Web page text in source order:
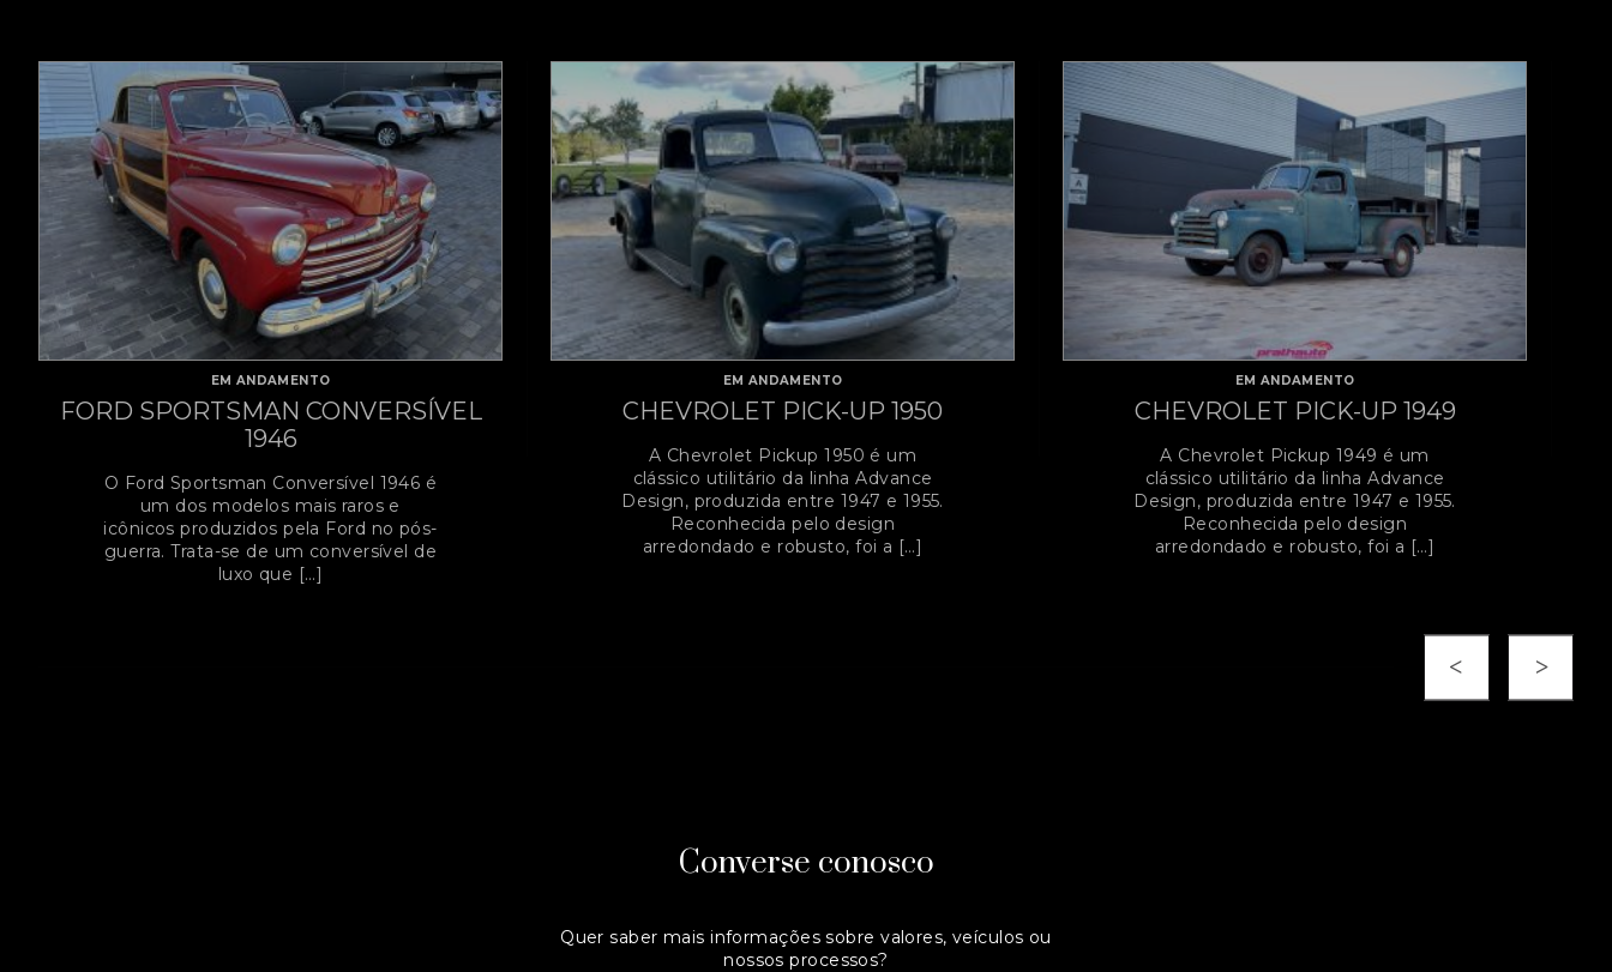
EM ANDAMENTO
CHEVROLET PICK-UP 1950
clássico utilitário da linha Advance
Design, produzida entre 1947 e 1955.
Reconhecida pelo design
arredondado e robusto, foi a […]
EM ANDAMENTO
CHEVROLET PICK-UP 1949
A Chevrolet Pickup 1949 é um
clássico utilitário da linha Advance
Design, produzida entre 1947 e 1955.
Reconhecida pelo design
arredondado e robusto, foi a […]
EM ANDAMENTO
Ford Galaxie XL GT 1969
O Ford Galaxie XL GT 1969 foi um dos
grandes ícones da Ford na virada da
década de 60, reunindo o luxo
tradicional da linha […]
Converse conosco
Quer saber mais informações sobre valores, veículos ou
nossos processos?